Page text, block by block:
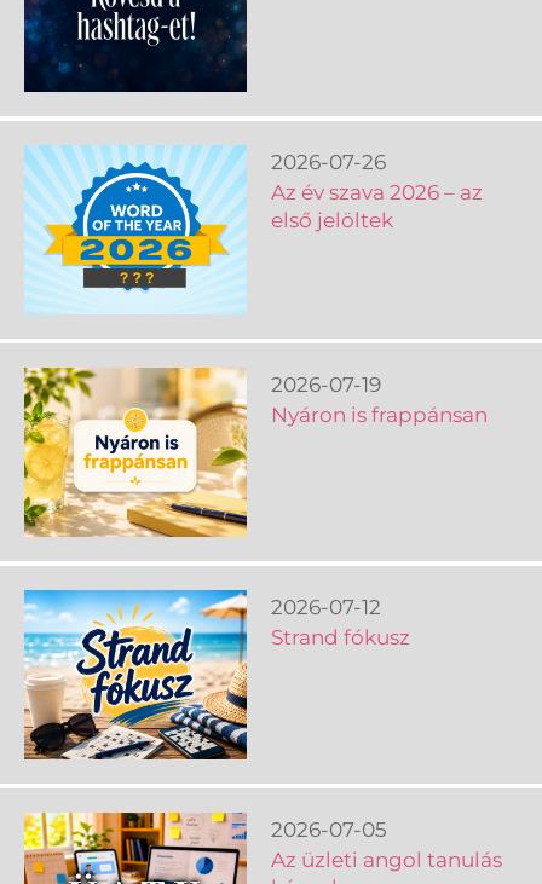
2026-07-26
Az év szava 2026 – az
első jelöltek
2026-07-19
Nyáron is frappánsan
2026-07-12
Strand fókusz
2026-07-05
Az üzleti angol tanulás